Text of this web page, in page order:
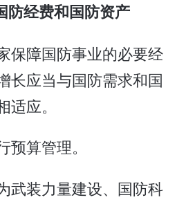
经费和国防资产
障国防事业的必要经
长应当与国防需求和国
应。
算管理。
装力量建设、国防科